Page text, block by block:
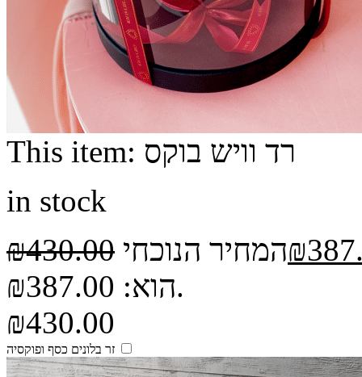
This item: רד וויש בוקס
in stock
₪430.00 ₪המחיר הנוכחי
הוא: ₪387.00.
₪430.00
זר בלונים כסף ופוקסיה